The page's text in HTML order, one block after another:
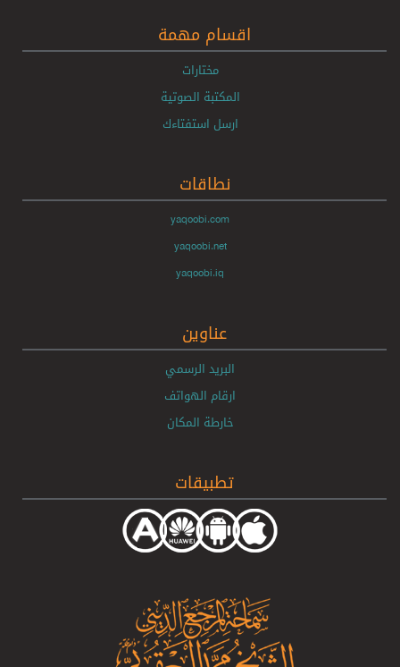
اقسام مهمة
مختارات
المكتبة الصوتية
ارسل استفتاءك
نطاقات
yaqoobi.com
yaqoobi.net
yaqoobi.iq
عناوين
البريد الرسمي
ارقام الهواتف
خارطة المكان
تطبيقات